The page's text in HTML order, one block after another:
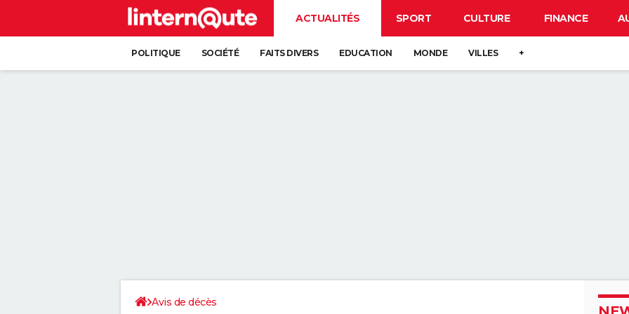
ACTUALITÉS SPORT CULTURE FINANCE
POLITIQUE SOCIÉTÉ FAITS DIVERS EDUCATION MONDE VILLES +
Avis de décès